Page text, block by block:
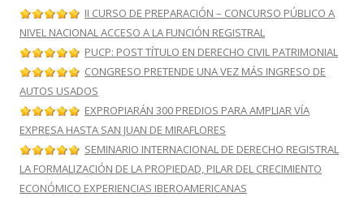
II CURSO DE PREPARACIÓN – CONCURSO PÚBLICO A
NIVEL NACIONAL ACCESO A LA FUNCIÓN REGISTRAL
PUCP: POST TÍTULO EN DERECHO CIVIL PATRIMONIAL
CONGRESO PRETENDE UNA VEZ MÁS INGRESO DE
AUTOS USADOS
EXPROPIARÁN 300 PREDIOS PARA AMPLIAR VÍA
EXPRESA HASTA SAN JUAN DE MIRAFLORES
SEMINARIO INTERNACIONAL DE DERECHO REGISTRAL
LA FORMALIZACIÓN DE LA PROPIEDAD, PILAR DEL CRECIMIENTO
ECONÓMICO EXPERIENCIAS IBEROAMERICANAS